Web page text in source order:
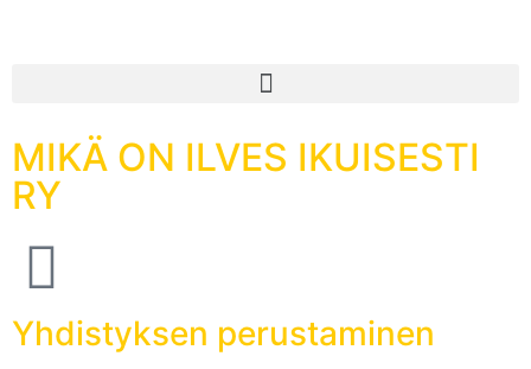
MIKÄ ON ILVES IKUISESTI
RY
Yhdistyksen perustaminen